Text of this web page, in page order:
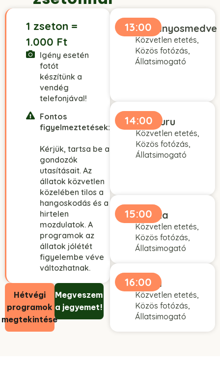
1 zseton =
1.000 Ft
Igény esetén
fotót
készítünk a
vendég
telefonjával!
Fontos
figyelmeztetések:
Kérjük, tartsa be a
gondozók
utasításait. Az
állatok közvetlen
közelében tilos a
hangoskodás és a
hirtelen
mozdulatok. A
programok az
állatok jólétét
figyelembe véve
változhatnak.
Hétvégi
programok
megtekintése
Megveszem
a jegyemet!
13:00
Ormányosmedve
Közvetlen etetés,
Közös fotózás,
Állatsimogató
14:00
Kenguru
Közvetlen etetés,
Közös fotózás,
Állatsimogató
15:00
Alpaka
Közvetlen etetés,
Közös fotózás,
Állatsimogató
16:00
Láma
Közvetlen etetés,
Közös fotózás,
Állatsimogató